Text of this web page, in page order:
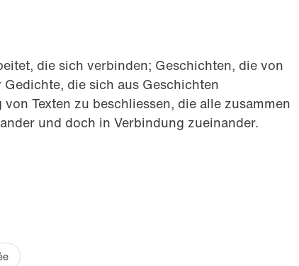
die sich verbinden; Geschichten, die von
die sich aus Geschichten
Texten zu beschliessen, die alle zusammen
und doch in Verbindung zueinander.